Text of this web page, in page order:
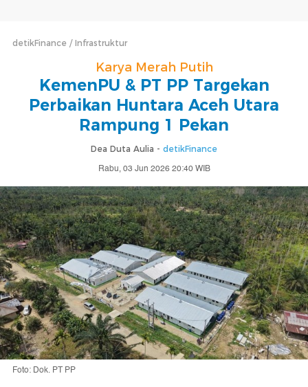
detikFinance Infrastruktur
Karya Merah Putih
KemenPU & PT PP Targekan
Perbaikan Huntara Aceh Utara
Rampung 1 Pekan
Dea Duta Aulia - detikFinance
Rabu, 03 Jun 2026 20:40 WIB
Foto: Dok. PT PP